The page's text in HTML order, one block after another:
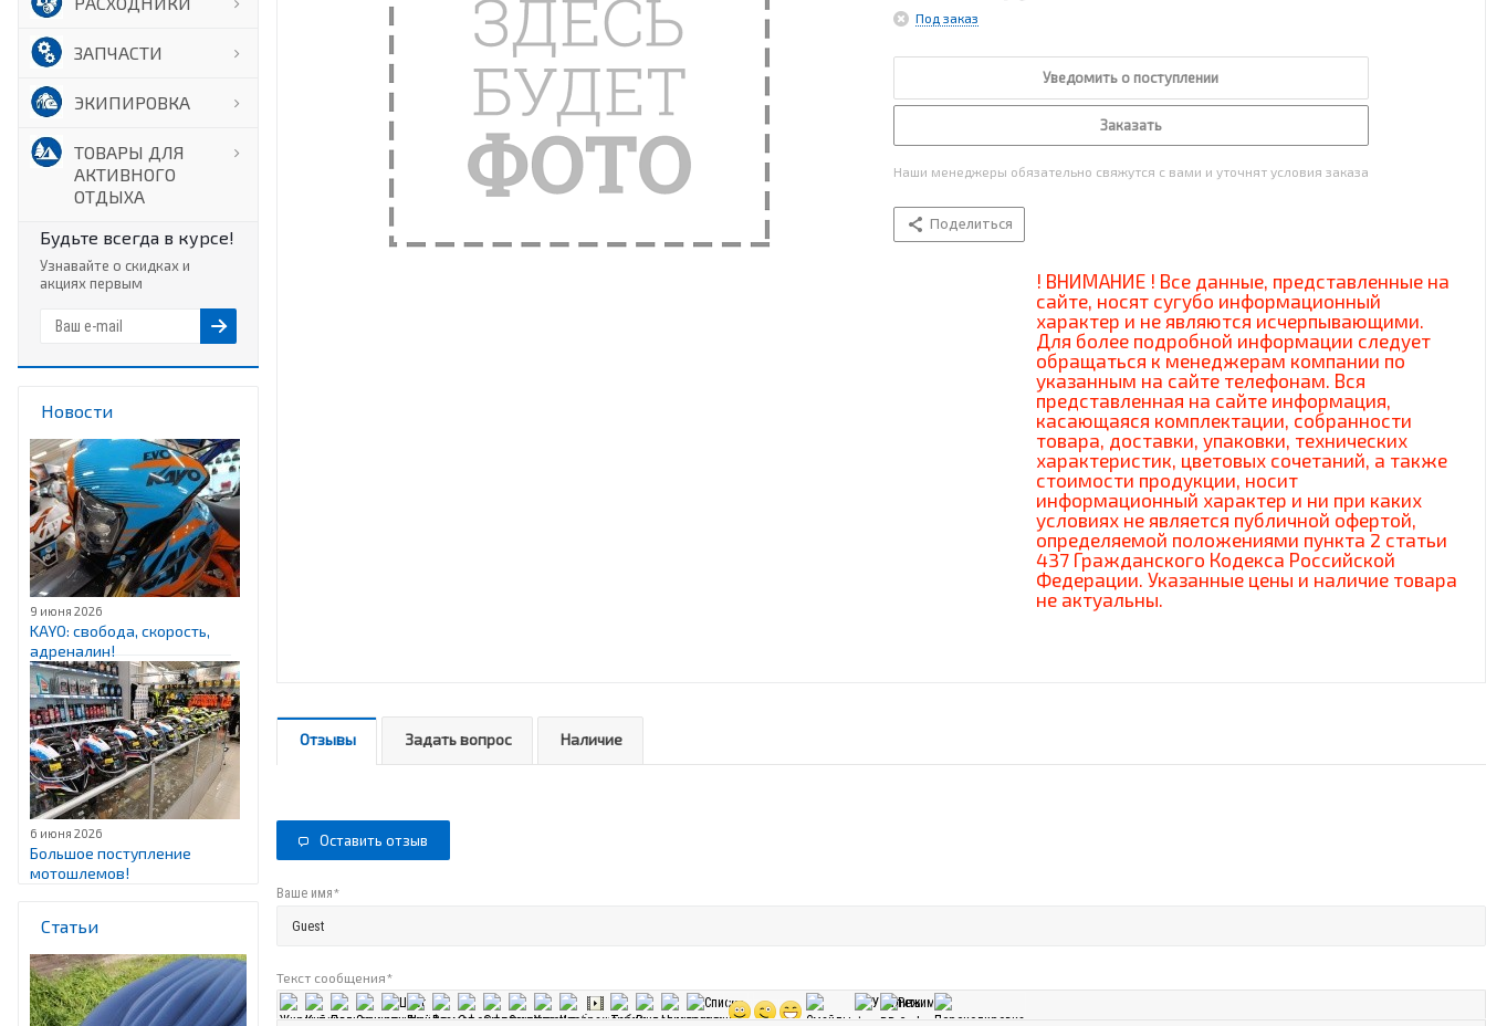
ЗАПЧАСТИ
ЭКИПИРОВКА
ТОВАРЫ ДЛЯ
АКТИВНОГО
ОТДЫХА
Будьте всегда в курсе!
Узнавайте о скидках и
акциях первым
Новости
9 июня 2026
KAYO: свобода, скорость,
адреналин!
6 июня 2026
Большое поступление
мотошлемов!
Статьи
Под заказ
Уведомить о поступлении
Заказать
Наши менеджеры обязательно свяжутся с вами и уточнят условия заказа
Поделиться
! ВНИМАНИЕ ! Все данные, представленные на
сайте, носят сугубо информационный
характер и не являются исчерпывающими.
Для более подробной информации следует
обращаться к менеджерам компании по
указанным на сайте телефонам. Вся
представленная на сайте информация,
касающаяся комплектации, собранности
товара, доставки, упаковки, технических
характеристик, цветовых сочетаний, а также
стоимости продукции, носит
информационный характер и ни при каких
условиях не является публичной офертой,
определяемой положениями пункта 2 статьи
437 Гражданского Кодекса Российской
Федерации. Указанные цены и наличие товара
не актуальны.
Отзывы Задать вопрос Наличие
Оставить отзыв
Ваше имя*
Текст сообщения*